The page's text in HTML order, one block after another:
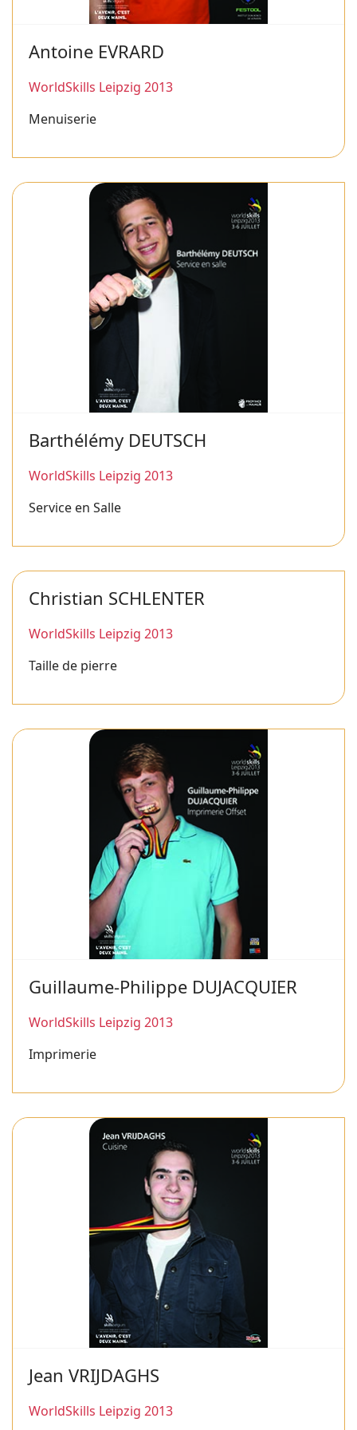
Antoine EVRARD
WorldSkills Leipzig 2013
Menuiserie
Barthélémy DEUTSCH
WorldSkills Leipzig 2013
Service en Salle
Christian SCHLENTER
WorldSkills Leipzig 2013
Taille de pierre
Guillaume-Philippe DUJACQUIER
WorldSkills Leipzig 2013
Imprimerie
Jean VRIJDAGHS
WorldSkills Leipzig 2013